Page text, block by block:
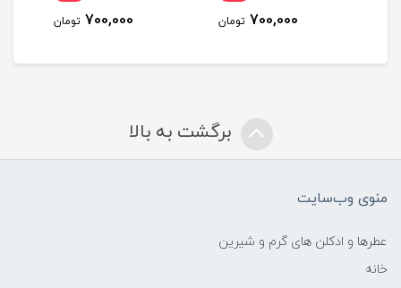
700,000 تومان 700,000 تومان
برگشت به بالا
منوی وب‌سایت
عطرها و ادکلن های گرم و شیرین
خانه